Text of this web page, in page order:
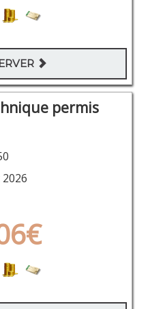
permis